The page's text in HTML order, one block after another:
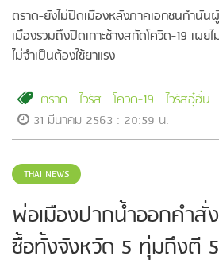
ตราด-ยังไม่ปิดเมืองหลังภาคเอกชนกำนั
เมืองรวมถึงปิดเกาะช้างสกัดโควิด-19 เผ
ไม่จำเป็นต้องใช้ยาแรง
ตราด ไวรัส โควิด-19 ไวรัสอุ๋ฮั่น
31 มีนาคม 2563 : 20:59 น.
THAI NEWS
พ่อเมืองปากน้ำออกคำสั่
ซื้อทั้งจังหวัด 5 ทุ่มถึงตี 5